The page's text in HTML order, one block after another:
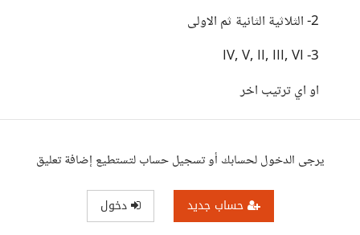
2- الثلاثية الثانية ثم الاولى
3- IV, V, II, III, VI
او اي ترتيب اخر
يرجى الدخول لحسابك أو تسجيل حساب لتستطيع إضافة تعليق
حساب جديد دخول